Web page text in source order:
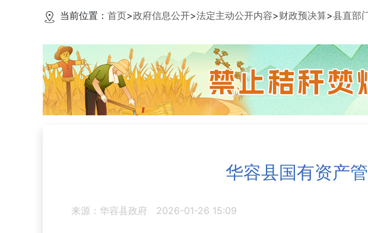
当前位置： 首页>政府信息公开>法定主动公开内容>财政预决算>县直部
华容县国有资产
来源：华容县政府 2026-01-26 15:09